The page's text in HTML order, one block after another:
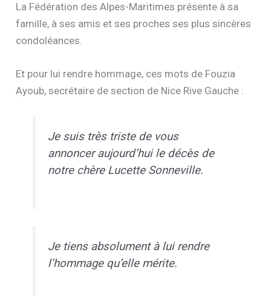
La Fédération des Alpes-Maritimes présente à sa
famille, à ses amis et ses proches ses plus sincères
condoléances.
Et pour lui rendre hommage, ces mots de Fouzia
Ayoub, secrétaire de section de Nice Rive Gauche :
Je suis très triste de vous
annoncer aujourd’hui le décès de
notre chère Lucette Sonneville.
Je tiens absolument à lui rendre
l’hommage qu’elle mérite.